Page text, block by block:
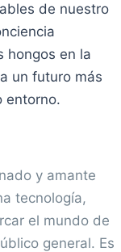
de nuestro
hongos en la
un futuro más
entorno.
y amante
tecnología,
el mundo de
general. Es